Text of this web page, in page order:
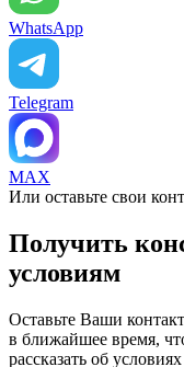
WhatsApp
Telegram
MAX
Или оставьте свои
Получить
условиям
Оставьте Ваши
в ближайшее время,
рассказать об